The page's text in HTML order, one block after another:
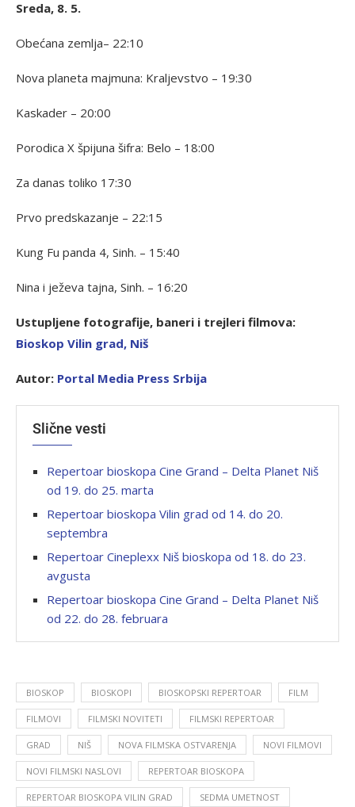
Sreda, 8. 5.
Obećana zemlja– 22:10
Nova planeta majmuna: Kraljevstvo – 19:30
Kaskader – 20:00
Porodica X špijuna šifra: Belo – 18:00
Za danas toliko 17:30
Prvo predskazanje – 22:15
Kung Fu panda 4, Sinh. – 15:40
Nina i ježeva tajna, Sinh. – 16:20
Ustupljene fotografije, baneri i trejleri filmova:
Bioskop Vilin grad, Niš
Autor: Portal Media Press Srbija
Slične vesti
Repertoar bioskopa Cine Grand – Delta Planet Niš
od 19. do 25. marta
Repertoar bioskopa Vilin grad od 14. do 20.
septembra
Repertoar Cineplexx Niš bioskopa od 18. do 23.
avgusta
Repertoar bioskopa Cine Grand – Delta Planet Niš
od 22. do 28. februara
BIOSKOP BIOSKOPI BIOSKOPSKI REPERTOAR FILM
FILMOVI FILMSKI NOVITETI FILMSKI REPERTOAR
GRAD NIŠ NOVA FILMSKA OSTVARENJA NOVI FILMOVI
NOVI FILMSKI NASLOVI REPERTOAR BIOSKOPA
REPERTOAR BIOSKOPA VILIN GRAD SEDMA UMETNOST